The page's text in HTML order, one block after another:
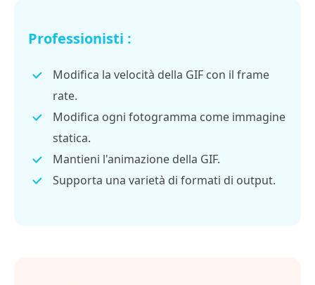
Professionisti :
Modifica la velocità della GIF con il frame
rate.
Modifica ogni fotogramma come immagine
statica.
Mantieni l'animazione della GIF.
Supporta una varietà di formati di output.